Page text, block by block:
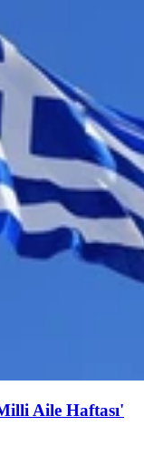
Aile Haftası'